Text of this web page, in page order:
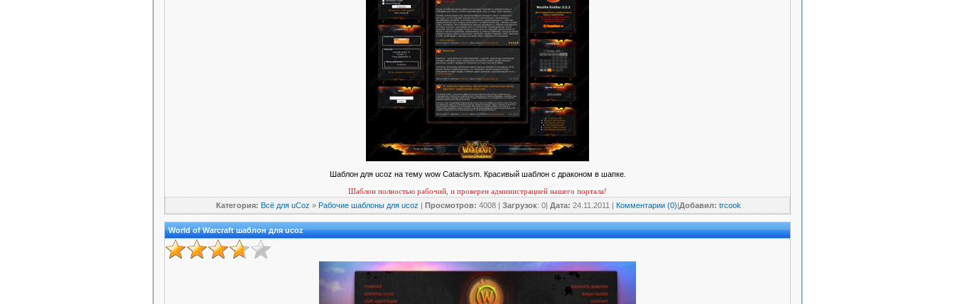
Шаблон для ucoz на тему wow Cataclysm. Красивый шаблон с драконом в шапке.
Шаблон полностью рабочий, и проверен администрацией нашего портала!
Категория: Всё для uCoz » Рабочие шаблоны для ucoz Просмотров: 4008 | Загрузок: 0| Дата: 24.11.2011 Комментарии (0) Добавил: trcook
World of Warcraft шаблон для ucoz